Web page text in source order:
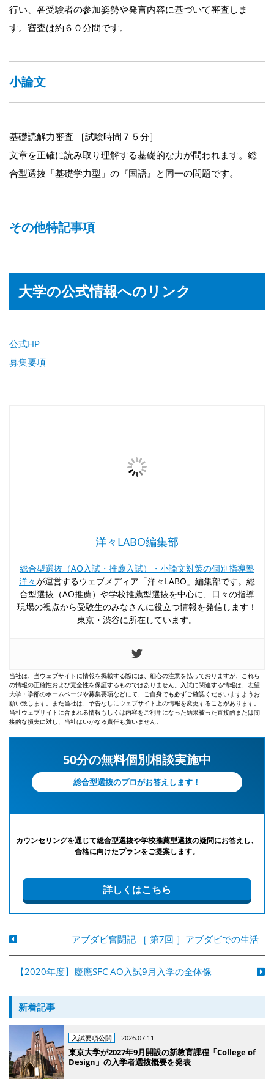
行い、各受験者の参加姿勢や発言内容に基づいて審査しま
す。審査は約６０分間です。
小論文
基礎読解力審査 ［試験時間７５分］
文章を正確に読み取り理解する基礎的な力が問われます。総
合型選抜「基礎学力型」の『国語』と同一の問題です。
その他特記事項
大学の公式情報へのリンク
公式HP
募集要項
洋々LABO編集部
総合型選抜（AO入試・推薦入試）・小論文対策の個別指導塾
洋々が運営するウェブメディア「洋々LABO」編集部です。総
合型選抜（AO推薦）や学校推薦型選抜を中心に、日々の指導
現場の視点から受験生のみなさんに役立つ情報を発信します！
東京・渋谷に所在しています。
当社は、当ウェブサイトに情報を掲載する際には、細心の注意を払っておりますが、これら
の情報の正確性および完全性を保証するものではありません。入試に関連する情報は、志望
大学・学部のホームページや募集要項などにて、ご自身でも必ずご確認くださいますようお
願い致します。また当社は、予告なしにウェブサイト上の情報を変更することがあります。
当社ウェブサイトに含まれる情報もしくは内容をご利用になった結果被った直接的または間
接的な損失に対し、当社はいかなる責任も負いません。
50分の無料個別相談実施中
総合型選抜のプロがお答えします！
カウンセリングを通じて総合型選抜や学校推薦型選抜の疑問にお答えし、
合格に向けたプランをご提案します。
詳しくはこちら
アブダビ奮闘記 ［ 第7回 ］アブダビでの生活
【2020年度】慶應SFC AO入試9月入学の全体像
新着記事
入試要項公開 2026.07.11
東京大学が2027年9月開設の新教育課程「College of
Design」の入学者選抜概要を発表